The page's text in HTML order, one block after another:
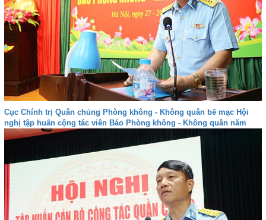
Cục Chính trị Quân chủng Phòng không - Không quân bế mạc Hội
nghị tập huấn cộng tác viên Báo Phòng không - Không quân năm
2026